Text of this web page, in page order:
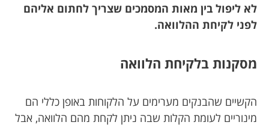
לא ליפול בין מאות המסמכים שצריך לחתום אליהם
לפני לקיחת ההלוואה.
מסקנות בלקיחת הלוואה
הקשיים שהבנקים מערימים על הלקוחות באופן כללי הם
מינוריים לעומת הקלות שבה ניתן לקחת מהם הלוואה, אבל